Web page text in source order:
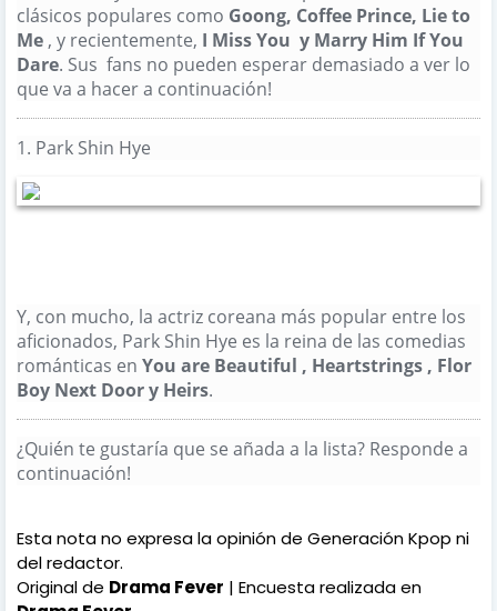
clásicos populares como Goong, Coffee Prince, Lie to
Me , y recientemente, I Miss You y Marry Him If You
Dare. Sus fans no pueden esperar demasiado a ver lo
que va a hacer a continuación!
1. Park Shin Hye
856 Al igual que
Y, con mucho, la actriz coreana más popular entre los
aficionados, Park Shin Hye es la reina de las comedias
románticas en You are Beautiful , Heartstrings , Flor
Boy Next Doory Heirs.
¿Quién te gustaría que se añada a la lista? Responde a
continuación!
Esta nota no expresa la opinión de Generación Kpop ni
del redactor.
Original de Drama Fever | Encuesta realizada en